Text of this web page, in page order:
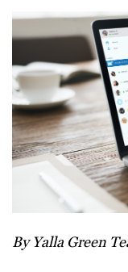
By Yalla Green